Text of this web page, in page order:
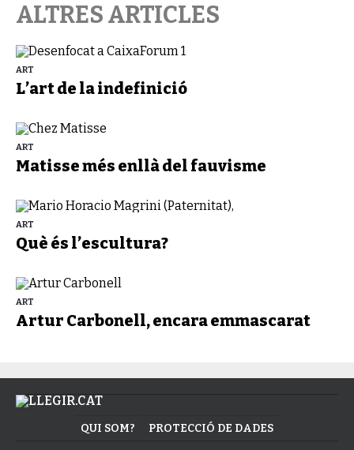
ALTRES ARTICLES
ART
L’art de la indefinició
ART
Matisse més enllà del fauvisme
ART
Què és l’escultura?
ART
Artur Carbonell, encara emmascarat
QUI SOM? PROTECCIÓ DE DADES